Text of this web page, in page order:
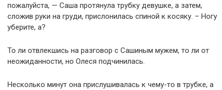
пожалуйста, — Саша протянула трубку девушке, а затем,
сложив руки на груди, прислонилась спиной к косяку. – Ногу
уберите, а?
То ли отвлекшись на разговор с Сашиным мужем, то ли от
неожиданности, но Олеся подчинилась.
Несколько минут она прислушивалась к чему-то в трубке, а